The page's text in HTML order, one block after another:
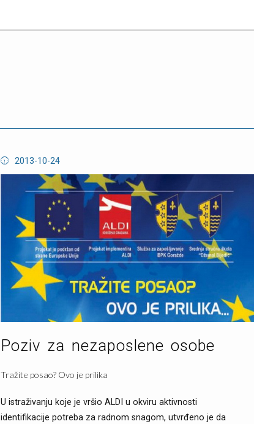
2013-10-24
Poziv za nezaposlene osobe
Tražite posao? Ovo je prilika
U istraživanju koje je vršio ALDI u okviru aktivnosti
identifikacije potreba za radnom snagom, utvrđeno je da